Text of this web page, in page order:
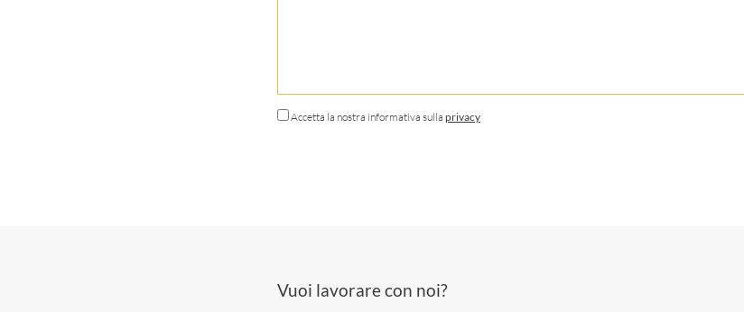
Accetta la nostra informativa sulla privacy
Vuoi lavorare con noi?